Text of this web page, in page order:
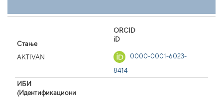
Стање
AKTIVAN
ORCID
iD
0000-0001-6023-
8414
ИБИ
(Идентификациони